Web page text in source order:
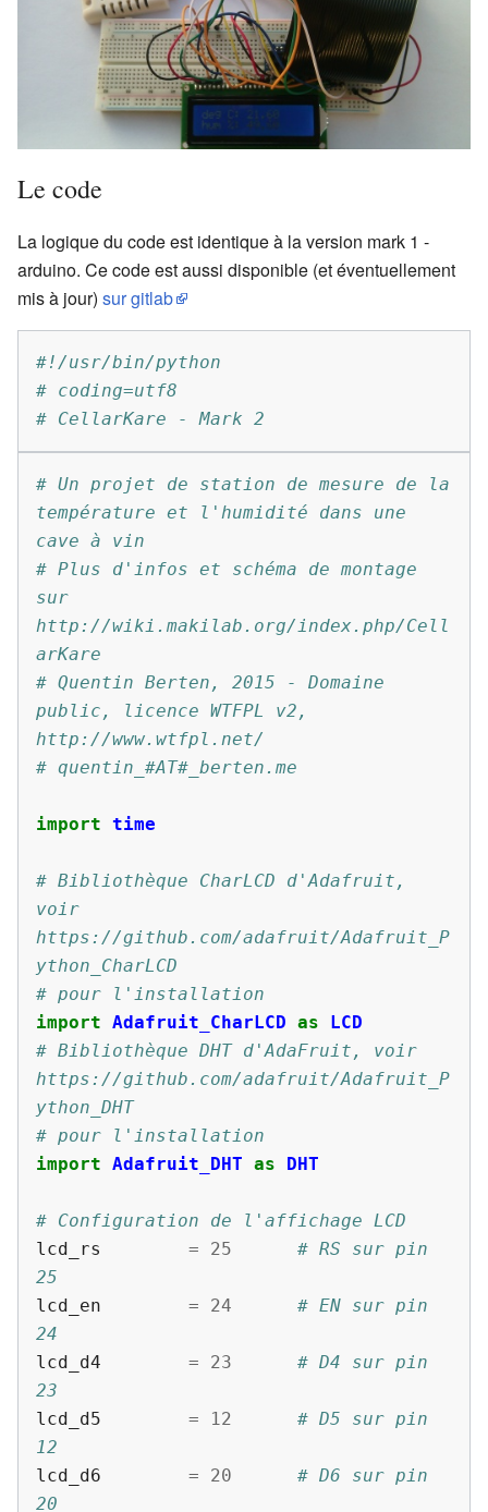
Le code
La logique du code est identique à la version mark 1 -
arduino. Ce code est aussi disponible (et éventuellement
mis à jour) sur gitlab
#!/usr/bin/python
# coding=utf8
# CellarKare - Mark 2
# Un projet de station de mesure de la
température et l'humidité dans une
cave à vin
# Plus d'infos et schéma de montage
sur
http://wiki.makilab.org/index.php/Cell
arKare
# Quentin Berten, 2015 - Domaine
public, licence WTFPL v2,
http://www.wtfpl.net/
# quentin_#AT#_berten.me
import time
# Bibliothèque CharLCD d'Adafruit,
voir
https://github.com/adafruit/Adafruit_P
ython_CharLCD
# pour l'installation
import Adafruit_CharLCD as
LCD
# Bibliothèque DHT d'AdaFruit, voir
https://github.com/adafruit/Adafruit_P
ython_DHT
# pour l'installation
import Adafruit_DHT as DHT
# Configuration de l'affichage LCD
lcd_rs
= 25
# RS sur pin
25
lcd_en
= 24
# EN sur pin
24
lcd_d4
= 23
# D4 sur pin
23
lcd_d5
= 12
# D5 sur pin
12
lcd_d6
= 20
# D6 sur pin
20